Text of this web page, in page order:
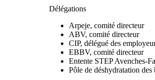
Délégations
Arpeje, comité directeur
ABV, comité directeur
CIP, délégué des
EBBV, comité directeur
Entente STEP Avenches-
Pôle de déshydratation des